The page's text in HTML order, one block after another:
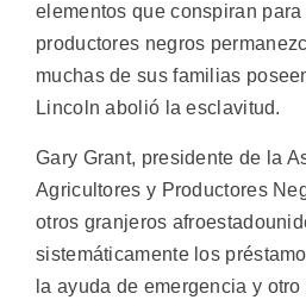
elementos que conspiran
productores negros
muchas de sus familias
Lincoln abolió la esclavitud.
Gary Grant, presidente de la
Agricultores y Productores
otros granjeros
sistemáticamente los
la ayuda de emergencia y